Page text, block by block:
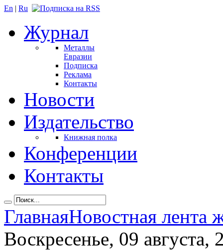
En | Ru
Журнал
Металлы
Евразии
Подписка
Реклама
Контакты
Новости
Издательство
Книжная полка
Конференции
Контакты
ГлавнаяНовостная лента
Воскресенье, 09 августа,